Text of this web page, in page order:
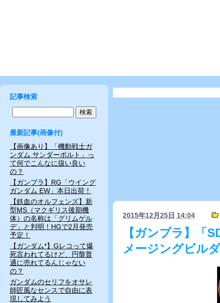
2015年12月25日 14:04
【ガンプラ】「
メージングビル
記事検索
最新記事(画像付)
【画像あり】「機動戦士ガ
ンダム サンダーボルト」っ
て何でこんなに扱い良い
の？
【ガンプラ】RG「ウイング
ガンダム EW」本日出荷！
【鉄血のオルフェンズ】新
型MS（マクギリス後期機
体）の名称は「グリムゲル
デ」と判明！HGで2月発売
予定！
【ガンダム*】Gレコって爆
死言われてるけど、円盤普
通に売れてるんじゃない
の？
ガンダムのセリフをオサレ
師匠風なセンスで自由に表
現してみよう